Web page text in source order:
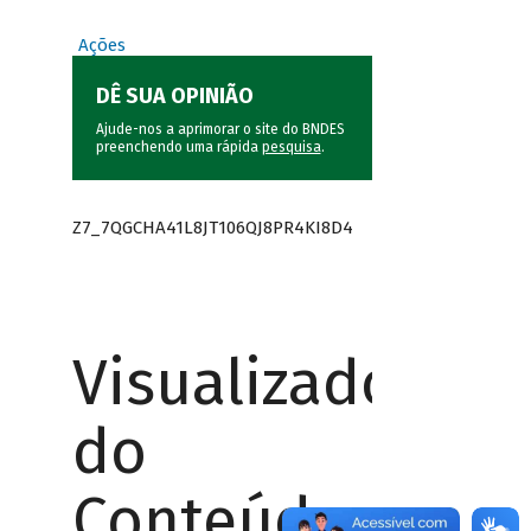
Ações
DÊ SUA OPINIÃO
Ajude-nos a aprimorar o site do BNDES
preenchendo uma rápida pesquisa.
Z7_7QGCHA41L8JT106QJ8PR4KI8D4
Visualizador
do